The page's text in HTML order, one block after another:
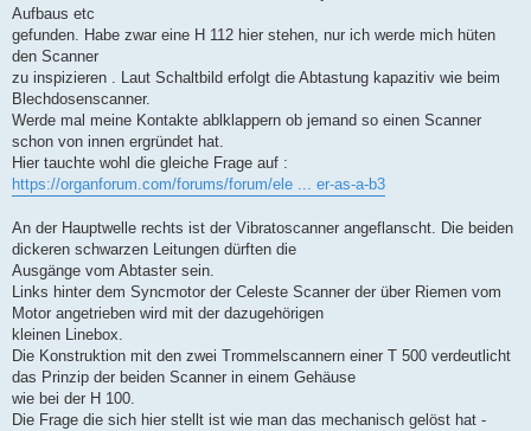
Aufbaus etc
gefunden. Habe zwar eine H 112 hier stehen, nur ich werde mich hüten
den Scanner
zu inspizieren . Laut Schaltbild erfolgt die Abtastung kapazitiv wie beim
Blechdosenscanner.
Werde mal meine Kontakte ablklappern ob jemand so einen Scanner
schon von innen ergründet hat.
Hier tauchte wohl die gleiche Frage auf :
https://organforum.com/forums/forum/ele ... er-as-a-b3
An der Hauptwelle rechts ist der Vibratoscanner angeflanscht. Die beiden
dickeren schwarzen Leitungen dürften die
Ausgänge vom Abtaster sein.
Links hinter dem Syncmotor der Celeste Scanner der über Riemen vom
Motor angetrieben wird mit der dazugehörigen
kleinen Linebox.
Die Konstruktion mit den zwei Trommelscannern einer T 500 verdeutlicht
das Prinzip der beiden Scanner in einem Gehäuse
wie bei der H 100.
Die Frage die sich hier stellt ist wie man das mechanisch gelöst hat -